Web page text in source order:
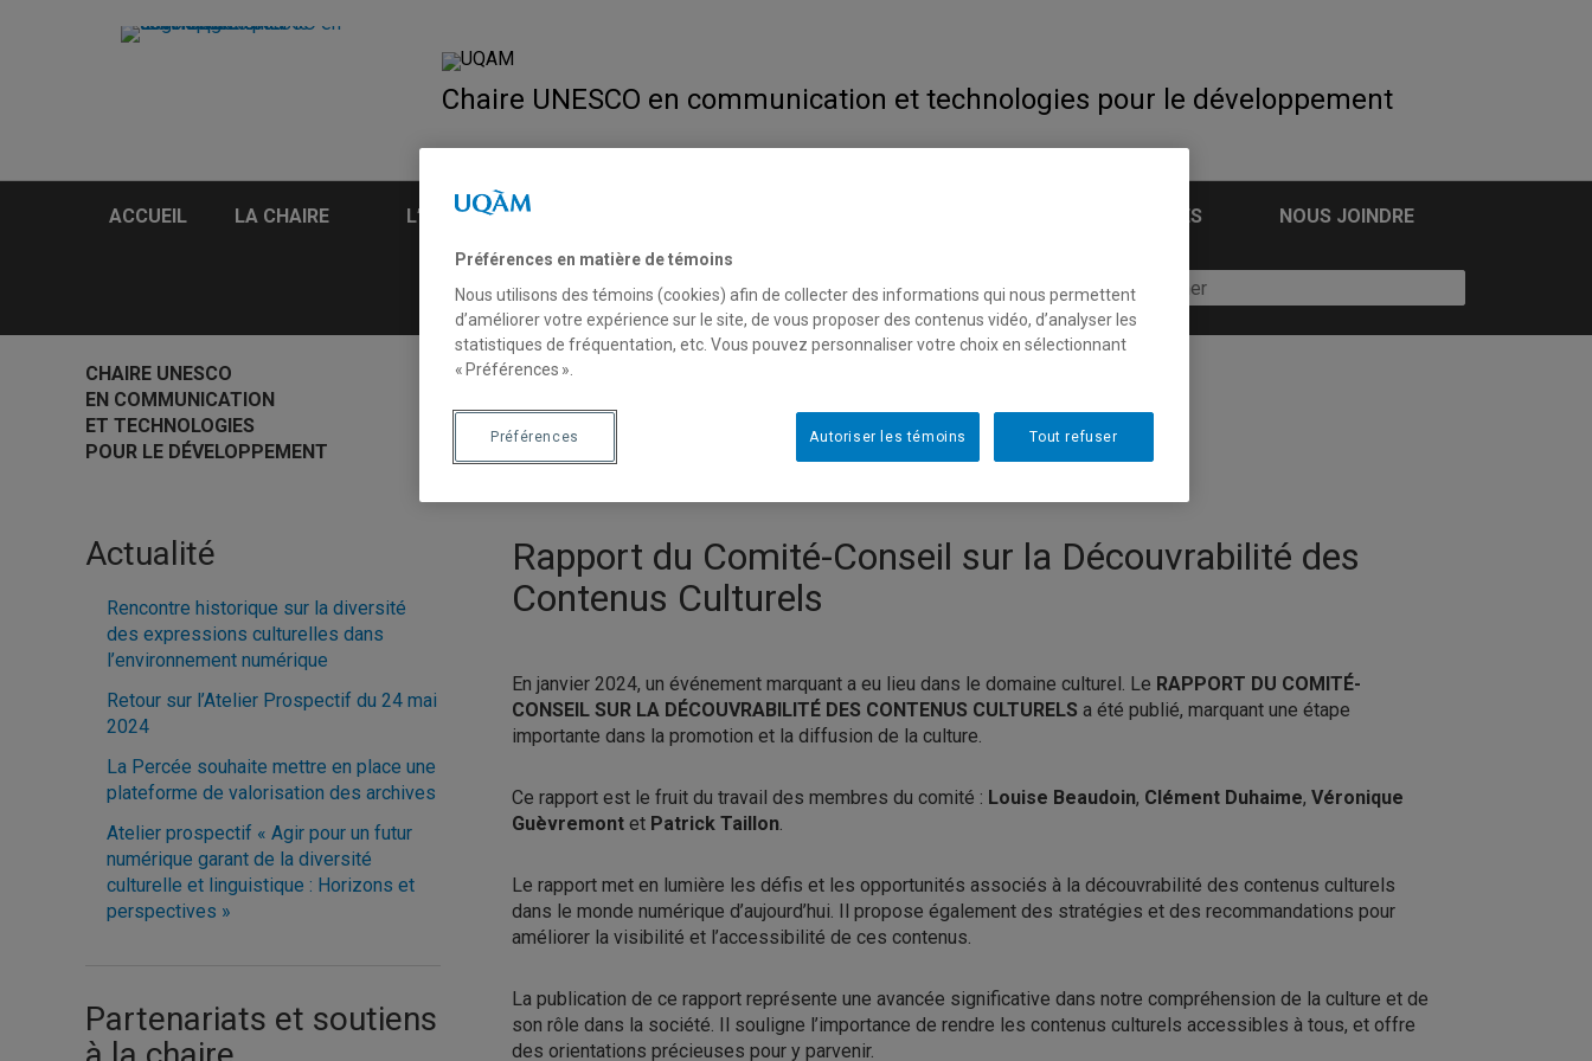
Chaire UNESCO en communication et technologies pour le développement
ACCUEIL LA CHAIRE L’EQUIPE ARCHIVES NOUS JOINDRE
CHAIRE UNESCO
EN COMMUNICATION
ET TECHNOLOGIES
POUR LE DÉVELOPPEMENT
Actualité
Rencontre historique sur la diversité
des expressions culturelles dans
l’environnement numérique
Retour sur l’Atelier Prospectif du 24 mai
2024
La Percée souhaite mettre en place une
plateforme de valorisation des archives
Atelier prospectif « Agir pour un futur
numérique garant de la diversité
culturelle et linguistique : Horizons et
perspectives »
Partenariats et soutiens
Rapport du Comité-Conseil sur la Découvrabilité des
Contenus Culturels
En janvier 2024, un événement marquant a eu lieu dans le domaine culturel. Le RAPPORT DU COMITÉ-
CONSEIL SUR LA DÉCOUVRABILITÉ DES CONTENUS CULTURELS a été publié, marquant une étape
importante dans la promotion et la diffusion de la culture.
Ce rapport est le fruit du travail des membres du comité : Louise Beaudoin, Clément Duhaime, Véronique
Guèvremont et Patrick Taillon.
Le rapport met en lumière les défis et les opportunités associés à la découvrabilité des contenus culturels
dans le monde numérique d’aujourd’hui. Il propose également des stratégies et des recommandations pour
améliorer la visibilité et l’accessibilité de ces contenus.
La publication de ce rapport représente une avancée significative dans notre compréhension de la culture et de
son rôle dans la société. Il souligne l’importance de rendre les contenus culturels accessibles à tous, et offre
des orientations précieuses pour y parvenir.
Préférences en matière de témoins
Nous utilisons des témoins (cookies) afin de collecter des informations qui nous permettent
d’améliorer votre expérience sur le site, de vous proposer des contenus vidéo, d’analyser les
statistiques de fréquentation, etc. Vous pouvez personnaliser votre choix en sélectionnant
« Préférences ».
Tout refuser
Autoriser les témoins
Préférences